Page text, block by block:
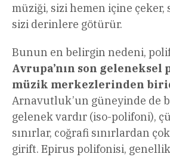
müziği, sizi hemen içine çeker,
sizi derinlere götürür.
Bunun en belirgin nedeni,
Avrupa’nın son
müzik merkezlerinden
Arnavutluk’un güneyinde de
gelenek vardır (iso-polifoni),
sınırlar, coğrafi sınırlardan
girift. Epirus polifonisi,